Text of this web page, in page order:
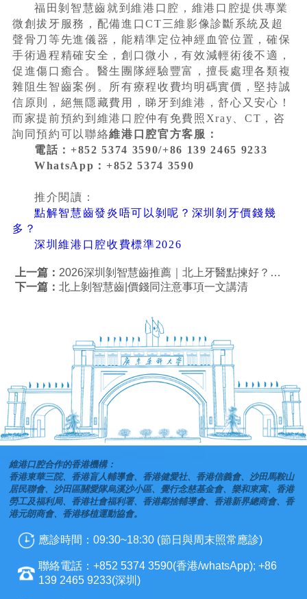
福田剝智慧齒就到維港口腔，維港口腔提供專業
微創拔牙服務，配備進口CT三維影像診斷系統及超
聲骨刀等先進儀器，能精準定位神經血管位置，確保
手術過程精確安全，創口微小，有效減輕術後不適，
促進傷口癒合。醫生團隊經驗豐富，擅長處理各類複
雜阻生智齒案例。所有療程收費均明碼實價，堅持誠
信原則，絕無隱藏費用，睇牙到維港，舒心又安心！
而家提前預約到維港口腔仲有免費照Xray、CT，咨
詢同預約可以聯絡維港口腔官方客服：
電話：+852 5374 3590/+86 139 2465 9233
WhatsApp：+852 5374 3590
推介閱讀：
點解智慧齒發炎唔可以剝呢？深圳剝牙價錢幾
多？
深圳維港口腔收費標準2026
上一篇： 2026深圳剝智慧齒推薦｜北上牙醫點揀好？港人親身體驗無痛微創拔牙
下一篇：北上剝智慧齒|價錢同注意事項一文講清
維港口腔合作的香港機構：
香港東華三院、香港盲人輔導會、香港健愛社、香港信義會、沙田馬鞍山
居民聯會、沙田區關愛隊烏溪沙小區、覺行念慈基金會、樂和東寓、香港
勞工及福利局、香港社會福利署、香港鄰捨輔導會、香港新界總商會、香
港元朗商會、香港移植運動協會。
應診時間：09:30~18:30 (節日與周末照常應診)
聯絡電話：+852 5374 3590(香港/whatsApp); +86
139 2465 9233(深圳)